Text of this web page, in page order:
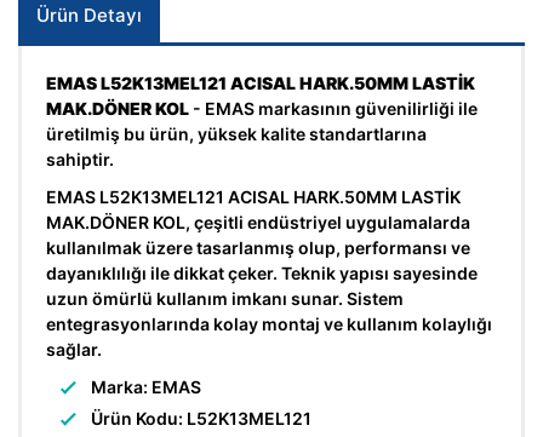
Ürün Detayı
EMAS L52K13MEL121 ACISAL HARK.50MM LASTİK
MAK.DÖNER KOL - EMAS markasının güvenilirliği ile
üretilmiş bu ürün, yüksek kalite standartlarına
sahiptir.
EMAS L52K13MEL121 ACISAL HARK.50MM LASTİK
MAK.DÖNER KOL, çeşitli endüstriyel uygulamalarda
kullanılmak üzere tasarlanmış olup, performansı ve
dayanıklılığı ile dikkat çeker. Teknik yapısı sayesinde
uzun ömürlü kullanım imkanı sunar. Sistem
entegrasyonlarında kolay montaj ve kullanım kolaylığı
sağlar.
Marka: EMAS
Ürün Kodu: L52K13MEL121